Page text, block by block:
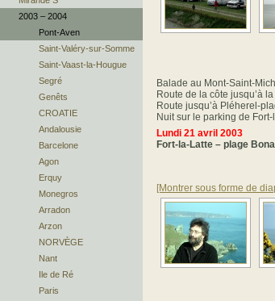
2003 – 2004
Pont-Aven
Saint-Valéry-sur-Somme
Saint-Vaast-la-Hougue
Segré
Genêts
CROATIE
Andalousie
Barcelone
Agon
Erquy
Monegros
Arradon
Arzon
NORVÈGE
Nant
Ile de Ré
Paris
Balade au Mont-Saint-
Route de la côte jusqu’à
Route jusqu’à Pléherel-
Nuit sur le parking de
Lundi 21 avril 2003
Fort-la-Latte – plage
[Montrer sous forme de